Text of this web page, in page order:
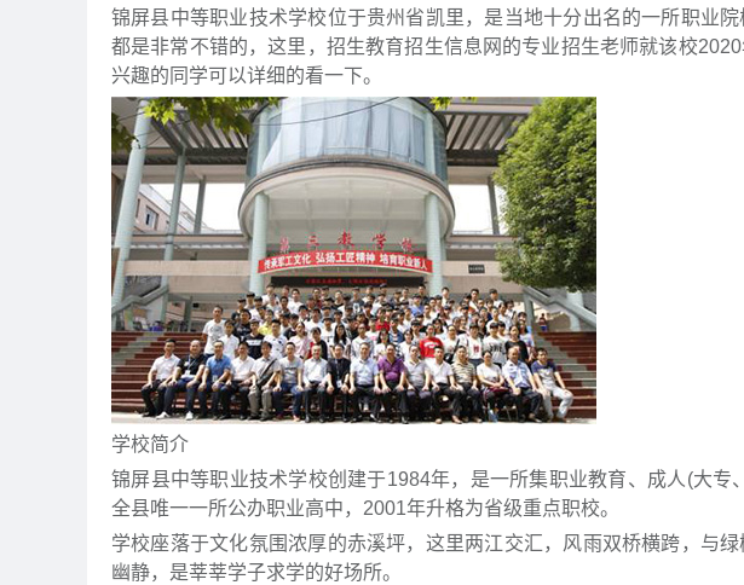
锦屏县中等职业技术学校位于贵州省凯里，是当地十分出名的一所职业
都是非常不错的，这里，招生教育招生信息网的专业招生老师就该校
兴趣的同学可以详细的看一下。
学校简介
锦屏县中等职业技术学校创建于1984年，是一所集职业教育、成人(大
全县唯一一所公办职业高中，2001年升格为省级重点职校。
学校座落于文化氛围浓厚的赤溪坪，这里两江交汇，风雨双桥横跨，与
幽静，是莘莘学子求学的好场所。